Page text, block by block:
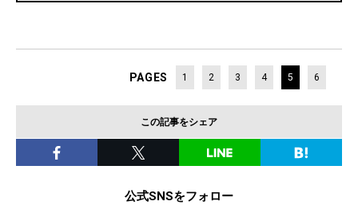
PAGES 1 2 3 4 5 6
この記事をシェア
公式SNSをフォロー